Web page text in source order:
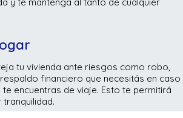
tu vivienda ante riesgos como robo,
financiero que necesitás en caso
encuentras de viaje. Esto te permitirá